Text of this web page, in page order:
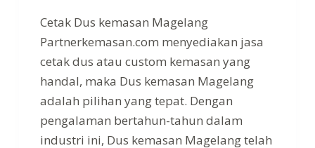
Cetak Dus kemasan Magelang
Partnerkemasan.com menyediakan jasa
cetak dus atau custom kemasan yang
handal, maka Dus kemasan Magelang
adalah pilihan yang tepat. Dengan
pengalaman bertahun-tahun dalam
industri ini, Dus kemasan Magelang telah